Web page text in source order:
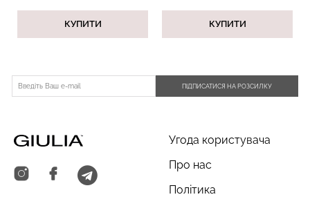
ПІДПИСАТИСЯ НА РОЗСИЛКУ
Угода користувача
Про нас
Політика